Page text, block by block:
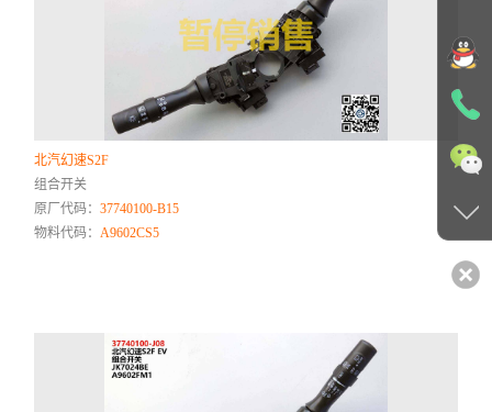
北汽幻速S2F
组合开关
原厂代码：37740100-B15
物料代码：A9602CS5